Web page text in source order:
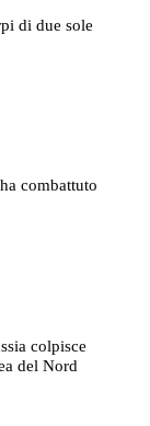
di due sole
combattuto
colpisce
del Nord